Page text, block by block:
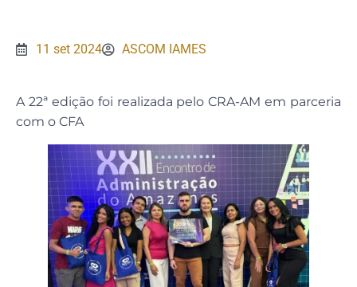
11 set 2024 ASCOM IAMES
A 22ª edição foi realizada pelo CRA-AM em parceria
com o CFA